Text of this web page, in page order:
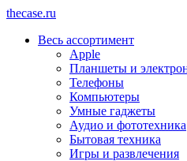
thecase.ru
Весь ассортимент
Apple
Планшеты и
Телефоны
Компьютеры
Умные гаджеты
Аудио и фототехника
Бытовая техника
Игры и развлечения